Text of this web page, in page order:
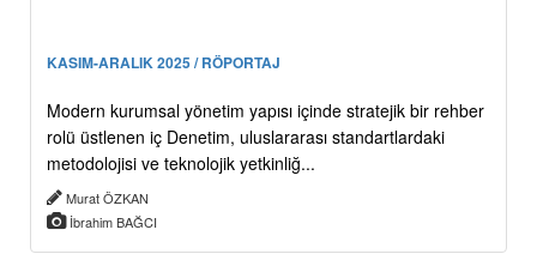
KASIM-ARALIK 2025 / RÖPORTAJ
Modern kurumsal yönetim yapısı içinde stratejik bir rehber
rolü üstlenen iç Denetim, uluslararası standartlardaki
metodolojisi ve teknolojik yetkinliğ...
Murat ÖZKAN
İbrahim BAĞCI